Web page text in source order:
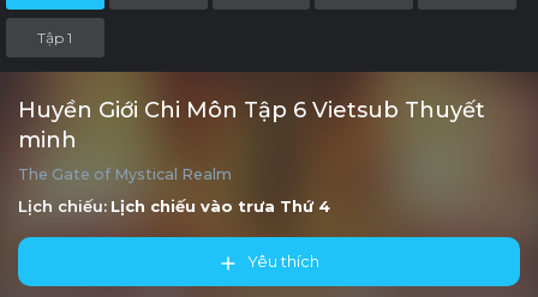
Tập 1
Huyền Giới Chi Môn Tập 6 Vietsub Thuyết
minh
The Gate of Mystical Realm
Lịch chiếu: Lịch chiếu vào trưa Thứ 4
Yêu thích